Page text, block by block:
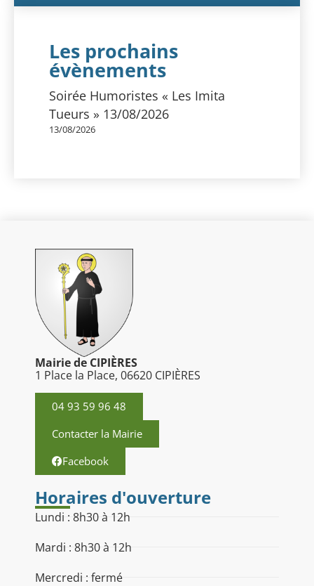
Les prochains
évènements
Soirée Humoristes « Les Imita
Tueurs » 13/08/2026
13/08/2026
Mairie de CIPIÈRES
1 Place la Place, 06620 CIPIÈRES
04 93 59 96 48
Contacter la Mairie
Facebook
Horaires d'ouverture
Lundi : 8h30 à 12h
Mardi : 8h30 à 12h
Mercredi : fermé